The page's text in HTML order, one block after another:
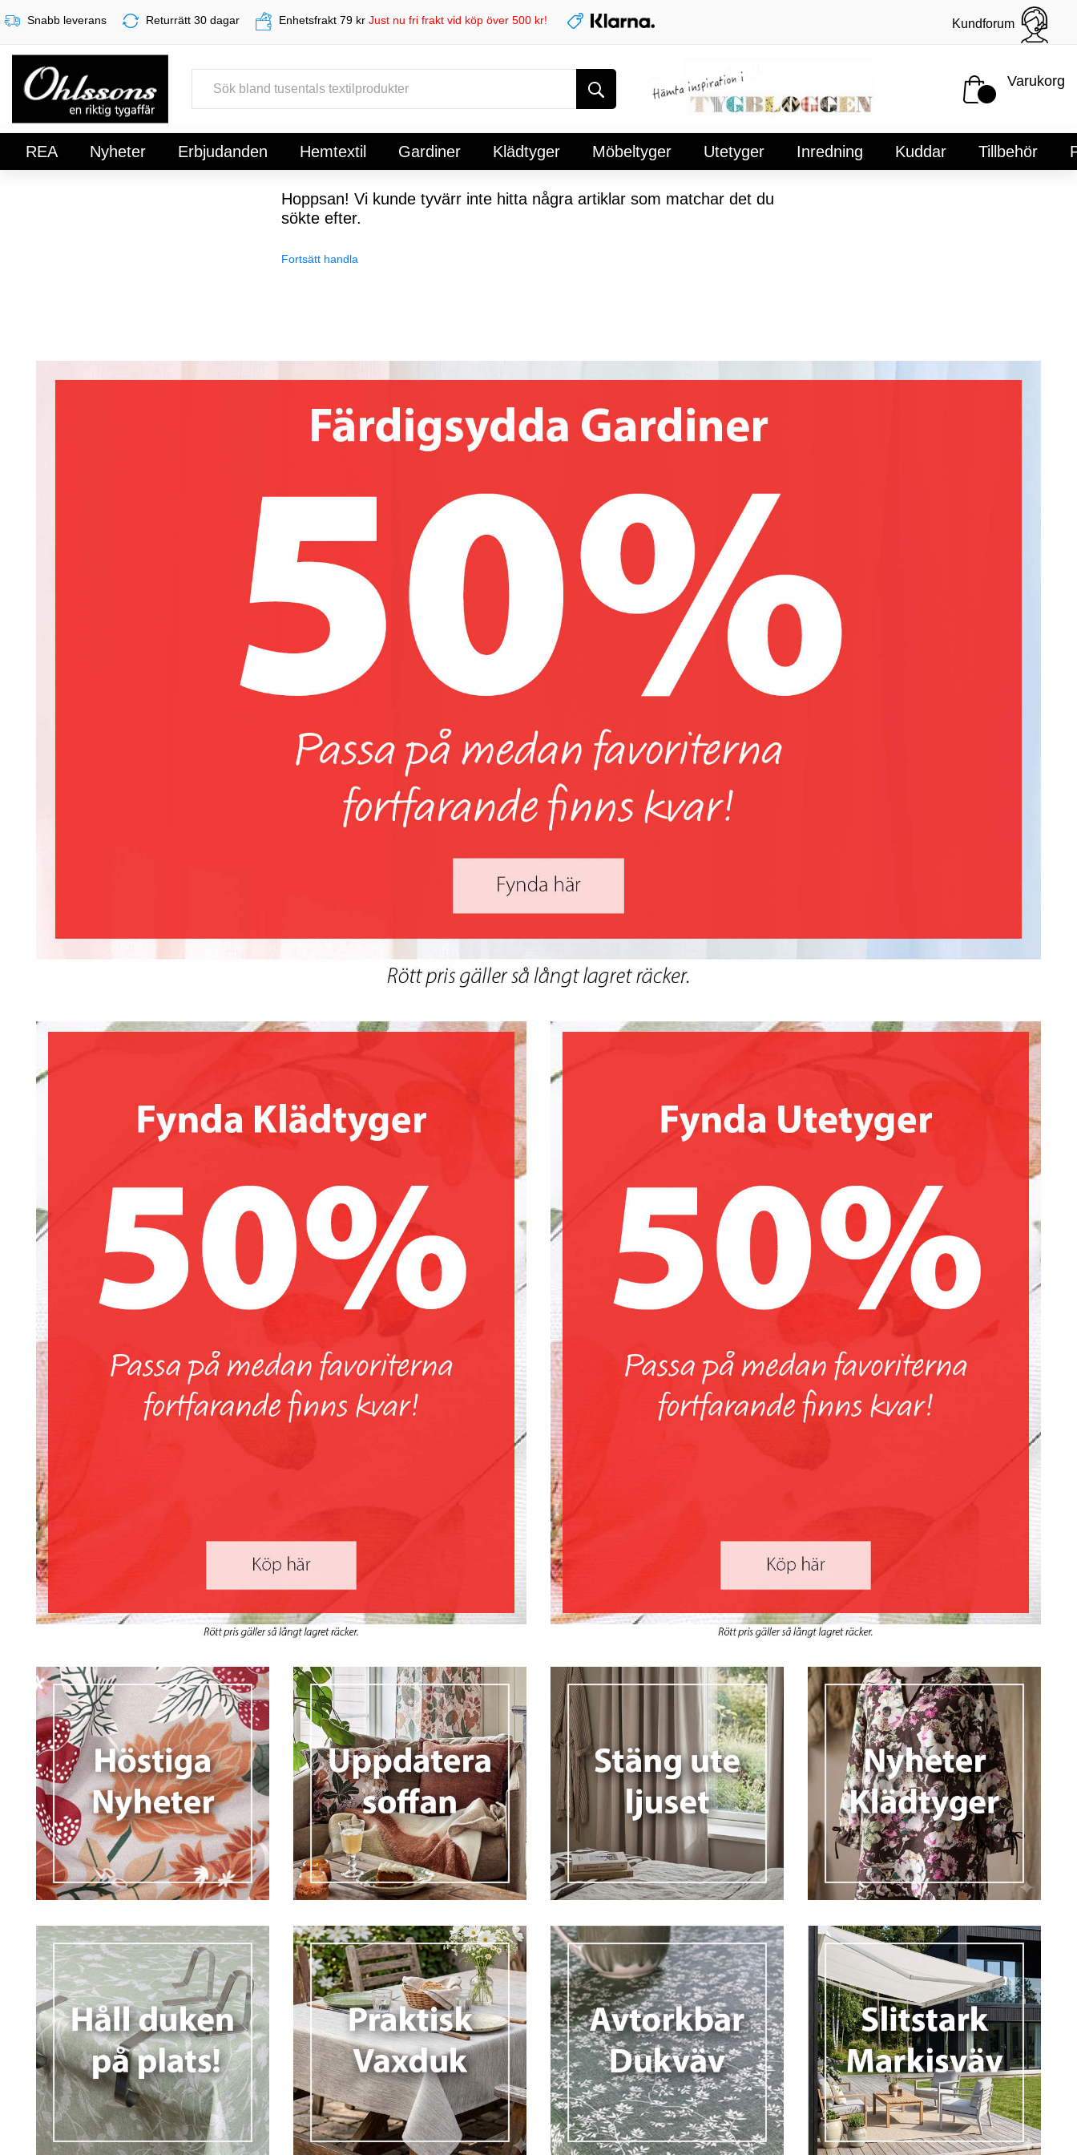
Snabb leverans Returrätt 30 dagar Enhetsfrakt 79 kr Just nu fri frakt vid köp över 500 kr! Kundforum
Varukorg
REA Nyheter Erbjudanden Hemtextil Gardiner Klädtyger Möbeltyger Utetyger Inredning Kuddar Tillbehör
Hoppsan! Vi kunde tyvärr inte hitta några artiklar som matchar det du
sökte efter.
Fortsätt handla